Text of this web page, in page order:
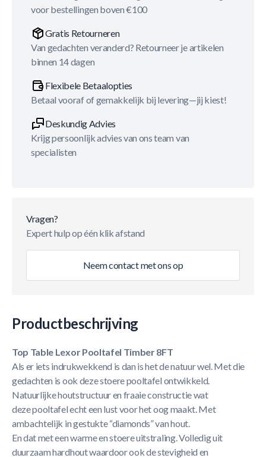
voor bestellingen boven €100
Gratis Retourneren
Van gedachten veranderd? Retourneer je artikelen
binnen 14 dagen
Flexibele Betaalopties
Betaal vooraf of gemakkelijk bij levering—jij kiest!
Deskundig Advies
Krijg persoonlijk advies van ons team van
specialisten
Vragen?
Expert hulp op één klik afstand
Neem contact met ons op
Productbeschrijving
Top Table Lexor Pooltafel Timber 8FT
Als er iets indrukwekkend is dan is het de natuur wel. Met die
gedachten is ook deze stoere pooltafel ontwikkeld.
Natuurlijke houtstructuur en fraaie constructie wat
deze pooltafel echt een lust voor het oog maakt. Met
ambachtelijk in gestukte “diamonds” van hout.
En dat met een warme en stoere uitstraling. Volledig uit
duurzaam hardhout waardoor ook de stevigheid en